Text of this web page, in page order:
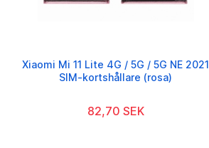
Xiaomi Mi 11 Lite 4G / 5G / 5G NE 2021
SIM-kortshållare (rosa)
82,70 SEK